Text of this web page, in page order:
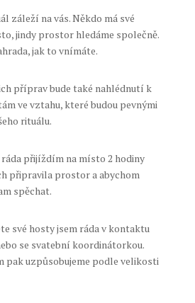
záleží na vás. Někdo má své
jindy prostor hledáme společně.
jak to vnímáte.
příprav bude také nahlédnutí k
ve vztahu, které budou pevnými
rituálu.
přijíždím na místo 2 hodiny
připravila prostor a abychom
spěchat.
své hosty jsem ráda v kontaktu
se svatební koordinátorkou.
pak uzpůsobujeme podle velikosti